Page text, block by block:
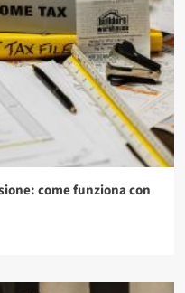
come funziona con